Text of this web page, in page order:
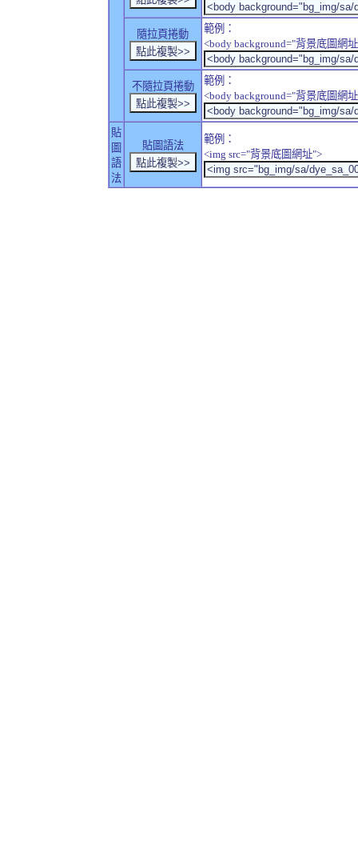
隨拉頁捲動
範例：
<body background="背景底圖網
不隨拉頁捲動
範例：
<body background="背景底圖網
貼
圖
語
法
貼圖語法
範例：
<img src="背景底圖網址">